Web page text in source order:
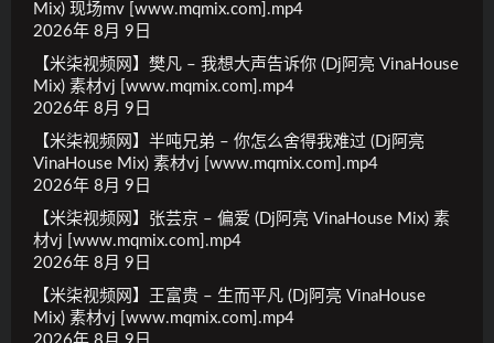
Mix) 现场mv [www.mqmix.com].mp4
2026年 8月 9日
【米柒视频网】樊凡 – 我想大声告诉你 (Dj阿亮 VinaHouse
Mix) 素材vj [www.mqmix.com].mp4
2026年 8月 9日
【米柒视频网】半吨兄弟 – 你怎么舍得我难过 (Dj阿亮
VinaHouse Mix) 素材vj [www.mqmix.com].mp4
2026年 8月 9日
【米柒视频网】张芸京 – 偏爱 (Dj阿亮 VinaHouse Mix) 素
材vj [www.mqmix.com].mp4
2026年 8月 9日
【米柒视频网】王富贵 – 生而平凡 (Dj阿亮 VinaHouse
Mix) 素材vj [www.mqmix.com].mp4